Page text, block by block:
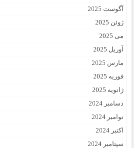
آگوست 2025
ژوئن 2025
می 2025
آوریل 2025
مارس 2025
فوریه 2025
ژانویه 2025
دسامبر 2024
نوامبر 2024
اکتبر 2024
سپتامبر 2024